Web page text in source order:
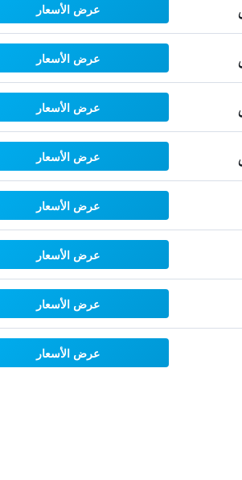
عرض الأسعار
عرض الأسعار
عرض الأسعار
عرض الأسعار
عرض الأسعار
عرض الأسعار
عرض الأسعار
عرض الأسعار